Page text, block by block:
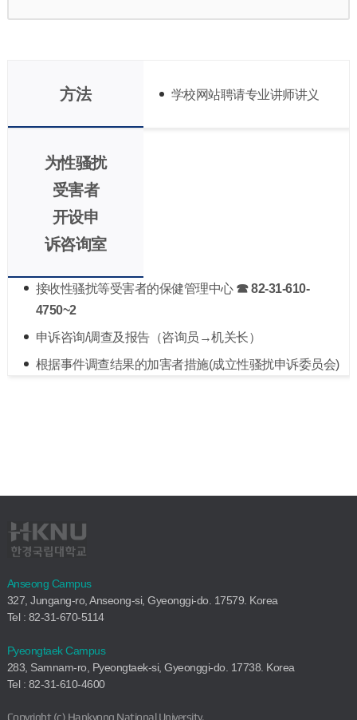
方法 学校网站聘请专业讲师讲义
为性骚扰
受害者
开设申
诉咨询室
接收性骚扰等受害者的保健管理中心 ☎ 82-31-610-
4750~2
申诉咨询/调查及报告（咨询员→机关长）
根据事件调查结果的加害者措施(成立性骚扰申诉委员会)
Anseong Campus
327, Jungang-ro, Anseong-si, Gyeonggi-do. 17579. Korea
Tel : 82-31-670-5114
Pyeongtaek Campus
283, Samnam-ro, Pyeongtaek-si, Gyeonggi-do. 17738. Korea
Tel : 82-31-610-4600
Copyright (c) Hankyong National University.